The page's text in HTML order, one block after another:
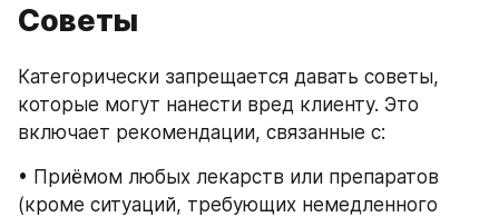
Советы
Категорически запрещается давать советы,
которые могут нанести вред клиенту. Это
включает рекомендации, связанные с:
• Приёмом любых лекарств или препаратов
(кроме ситуаций, требующих немедленного